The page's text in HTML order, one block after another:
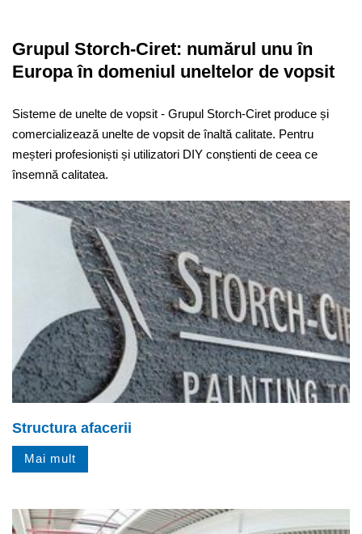
Grupul Storch-Ciret: numărul unu în
Europa în domeniul uneltelor de vopsit
Sisteme de unelte de vopsit - Grupul Storch-Ciret produce și
comercializează unelte de vopsit de înaltă calitate. Pentru
meșteri profesioniști și utilizatori DIY conștienti de ceea ce
însemnă calitatea.
Structura afacerii
Mai mult